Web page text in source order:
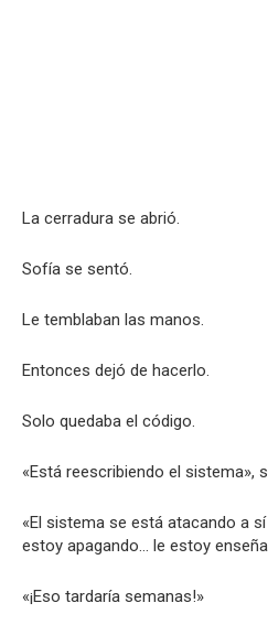
La cerradura se abrió.
Sofía se sentó.
Le temblaban las manos.
Entonces dejó de hacerlo.
Solo quedaba el código.
«Está reescribiendo el sistema»,
«El sistema se está atacando a
estoy apagando… le estoy
«¡Eso tardaría semanas!»